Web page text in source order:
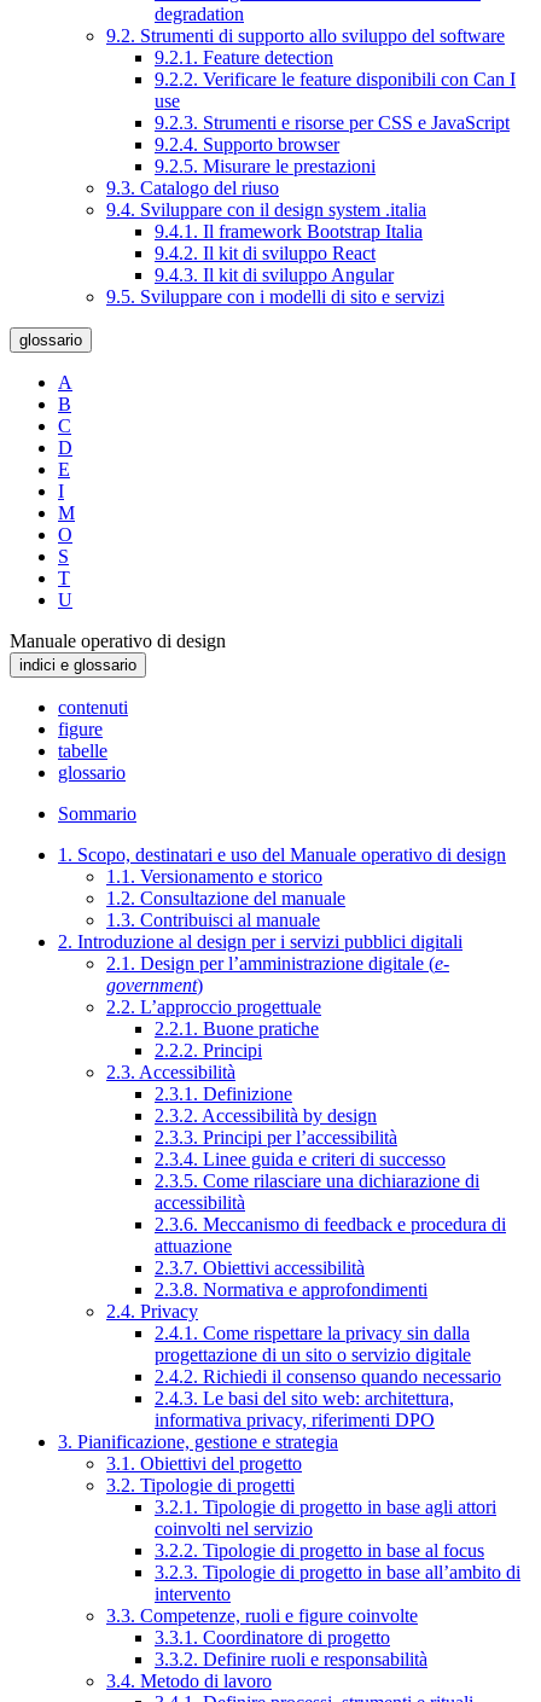
degradation
9.2. Strumenti di supporto allo sviluppo del software
9.2.1. Feature detection
9.2.2. Verificare le feature disponibili con Can I
use
9.2.3. Strumenti e risorse per CSS e JavaScript
9.2.4. Supporto browser
9.2.5. Misurare le prestazioni
9.3. Catalogo del riuso
9.4. Sviluppare con il design system .italia
9.4.1. Il framework Bootstrap Italia
9.4.2. Il kit di sviluppo React
9.4.3. Il kit di sviluppo Angular
9.5. Sviluppare con i modelli di sito e servizi
glossario
A
B
C
D
E
I
M
O
S
T
U
Manuale operativo di design
indici e glossario
contenuti
figure
tabelle
glossario
Sommario
1. Scopo, destinatari e uso del Manuale operativo di design
1.1. Versionamento e storico
1.2. Consultazione del manuale
1.3. Contribuisci al manuale
2. Introduzione al design per i servizi pubblici digitali
2.1. Design per l’amministrazione digitale (e-
government)
2.2. L’approccio progettuale
2.2.1. Buone pratiche
2.2.2. Principi
2.3. Accessibilità
2.3.1. Definizione
2.3.2. Accessibilità by design
2.3.3. Principi per l’accessibilità
2.3.4. Linee guida e criteri di successo
2.3.5. Come rilasciare una dichiarazione di
accessibilità
2.3.6. Meccanismo di feedback e procedura di
attuazione
2.3.7. Obiettivi accessibilità
2.3.8. Normativa e approfondimenti
2.4. Privacy
2.4.1. Come rispettare la privacy sin dalla
progettazione di un sito o servizio digitale
2.4.2. Richiedi il consenso quando necessario
2.4.3. Le basi del sito web: architettura,
informativa privacy, riferimenti DPO
3. Pianificazione, gestione e strategia
3.1. Obiettivi del progetto
3.2. Tipologie di progetti
3.2.1. Tipologie di progetto in base agli attori
coinvolti nel servizio
3.2.2. Tipologie di progetto in base al focus
3.2.3. Tipologie di progetto in base all’ambito di
intervento
3.3. Competenze, ruoli e figure coinvolte
3.3.1. Coordinatore di progetto
3.3.2. Definire ruoli e responsabilità
3.4. Metodo di lavoro